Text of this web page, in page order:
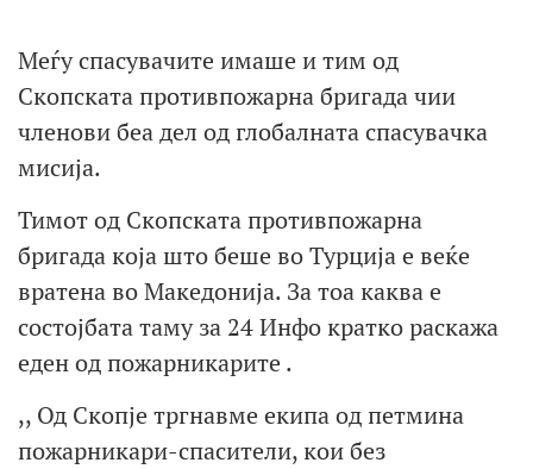
Меѓу спасувачите имаше и тим од
Скопската противпожарна бригада чии
членови беа дел од глобалната спасувачка
мисија.
Тимот од Скопската противпожарна
бригада која што беше во Турција е веќе
вратена во Македонија. За тоа каква е
состојбата таму за 24 Инфо кратко раскажа
еден од пожарникарите .
,, Од Скопје тргнавме екипа од петмина
пожарникари-спасители, кои без